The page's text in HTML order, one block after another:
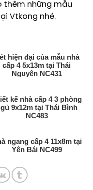
thêm những mẫu
Vtkong nhé.
hiện đại của mẫu nhà
cấp 4 5x13m tại Thái
Nguyên NC431
kế nhà cấp 4 3 phòng
9x12m tại Thái Bình
NC483
ngang cấp 4 11x8m tại
Yên Bái NC499